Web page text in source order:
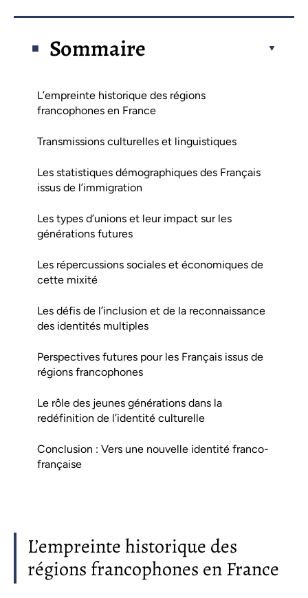
Sommaire
L’empreinte historique des régions
francophones en France
Transmissions culturelles et linguistiques
Les statistiques démographiques des Français
issus de l’immigration
Les types d’unions et leur impact sur les
générations futures
Les répercussions sociales et économiques de
cette mixité
Les défis de l’inclusion et de la reconnaissance
des identités multiples
Perspectives futures pour les Français issus de
régions francophones
Le rôle des jeunes générations dans la
redéfinition de l’identité culturelle
Conclusion : Vers une nouvelle identité franco-
française
L’empreinte historique des
régions francophones en France